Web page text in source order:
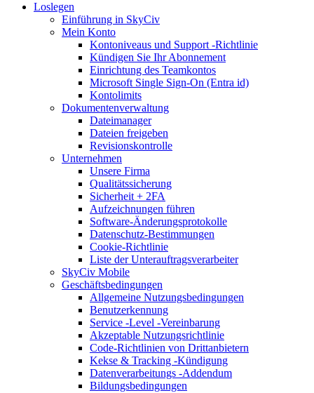
Loslegen
Einführung in SkyCiv
Mein Konto
Kontoniveaus und Support -Richtlinie
Kündigen Sie Ihr Abonnement
Einrichtung des Teamkontos
Microsoft Single Sign-On (Entra id)
Kontolimits
Dokumentenverwaltung
Dateimanager
Dateien freigeben
Revisionskontrolle
Unternehmen
Unsere Firma
Qualitätssicherung
Sicherheit + 2FA
Aufzeichnungen führen
Software-Änderungsprotokolle
Datenschutz-Bestimmungen
Cookie-Richtlinie
Liste der Unterauftragsverarbeiter
SkyCiv Mobile
Geschäftsbedingungen
Allgemeine Nutzungsbedingungen
Benutzerkennung
Service -Level -Vereinbarung
Akzeptable Nutzungsrichtlinie
Code-Richtlinien von Drittanbietern
Kekse & Tracking -Kündigung
Datenverarbeitungs -Addendum
Bildungsbedingungen